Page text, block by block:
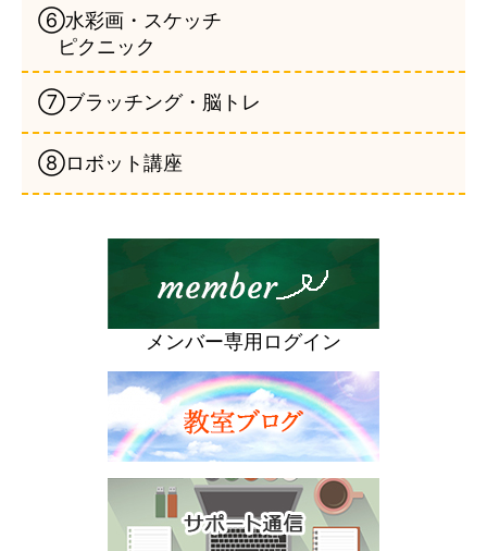
⑥水彩画・スケッチ
ピクニック
⑦ブラッチング・脳トレ
⑧ロボット講座
メンバー専用ログイン